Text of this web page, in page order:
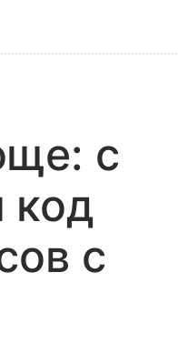
с
код
с